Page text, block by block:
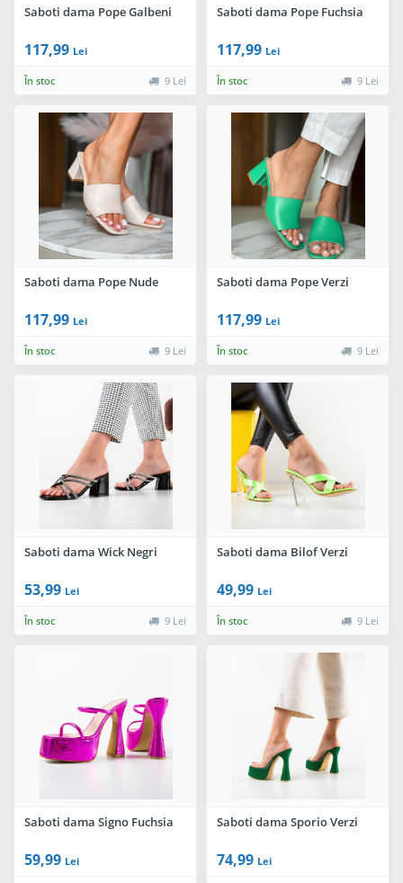
Saboti dama Pope Galbeni
117,99 Lei
În stoc 9 Lei
Saboti dama Pope Fuchsia
117,99 Lei
În stoc 9 Lei
Saboti dama Pope Nude
117,99 Lei
În stoc 9 Lei
Saboti dama Pope Verzi
117,99 Lei
În stoc 9 Lei
Saboti dama Wick Negri
53,99 Lei
În stoc 9 Lei
Saboti dama Bilof Verzi
49,99 Lei
În stoc 9 Lei
Saboti dama Signo Fuchsia
59,99 Lei
Saboti dama Sporio Verzi
74,99 Lei